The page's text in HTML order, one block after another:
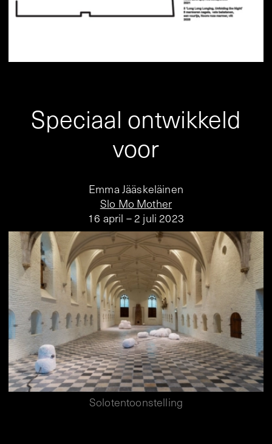
Speciaal ontwikkeld
voor
Slo Mo Mother
Emma Jääskeläinen
16 april – 2 juli 2023
Solotentoonstelling